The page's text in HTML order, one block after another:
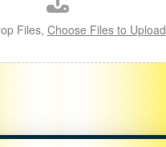
Files, Choose Files to Upload